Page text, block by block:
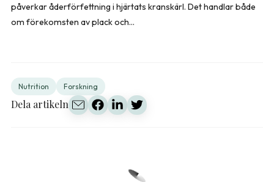
påverkar åderförfettning i hjärtats kranskärl. Det handlar både
om förekomsten av plack och...
Nutrition Forskning
Dela artikeln